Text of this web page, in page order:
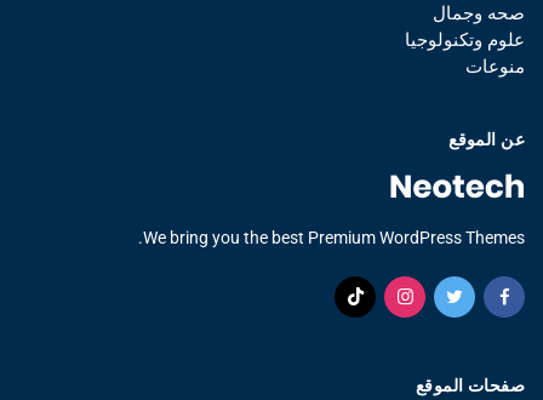
صحه وجمال
علوم وتكنولوجيا
منوعات
عن الموقع
We bring you the best Premium WordPress Themes.
صفحات الموقع